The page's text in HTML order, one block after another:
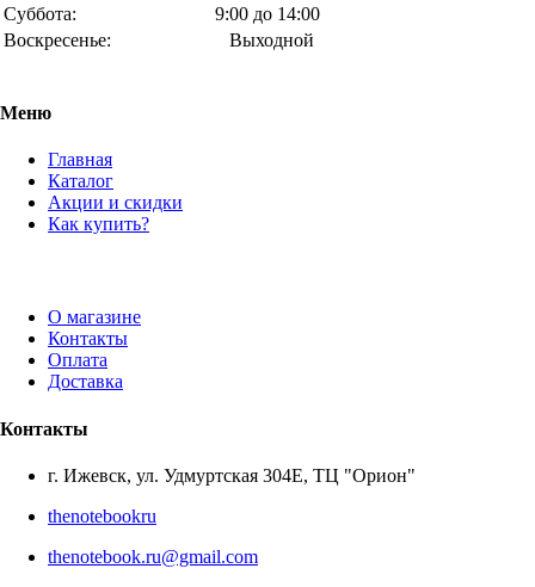
Суббота:
9:00 до 14:00
Воскресенье:
Выходной
Меню
Главная
Каталог
Акции и скидки
Как купить?
О магазине
Контакты
Оплата
Доставка
Контакты
г. Ижевск, ул. Удмуртская 304Е, ТЦ "Орион"
thenotebookru
thenotebook.ru@gmail.com